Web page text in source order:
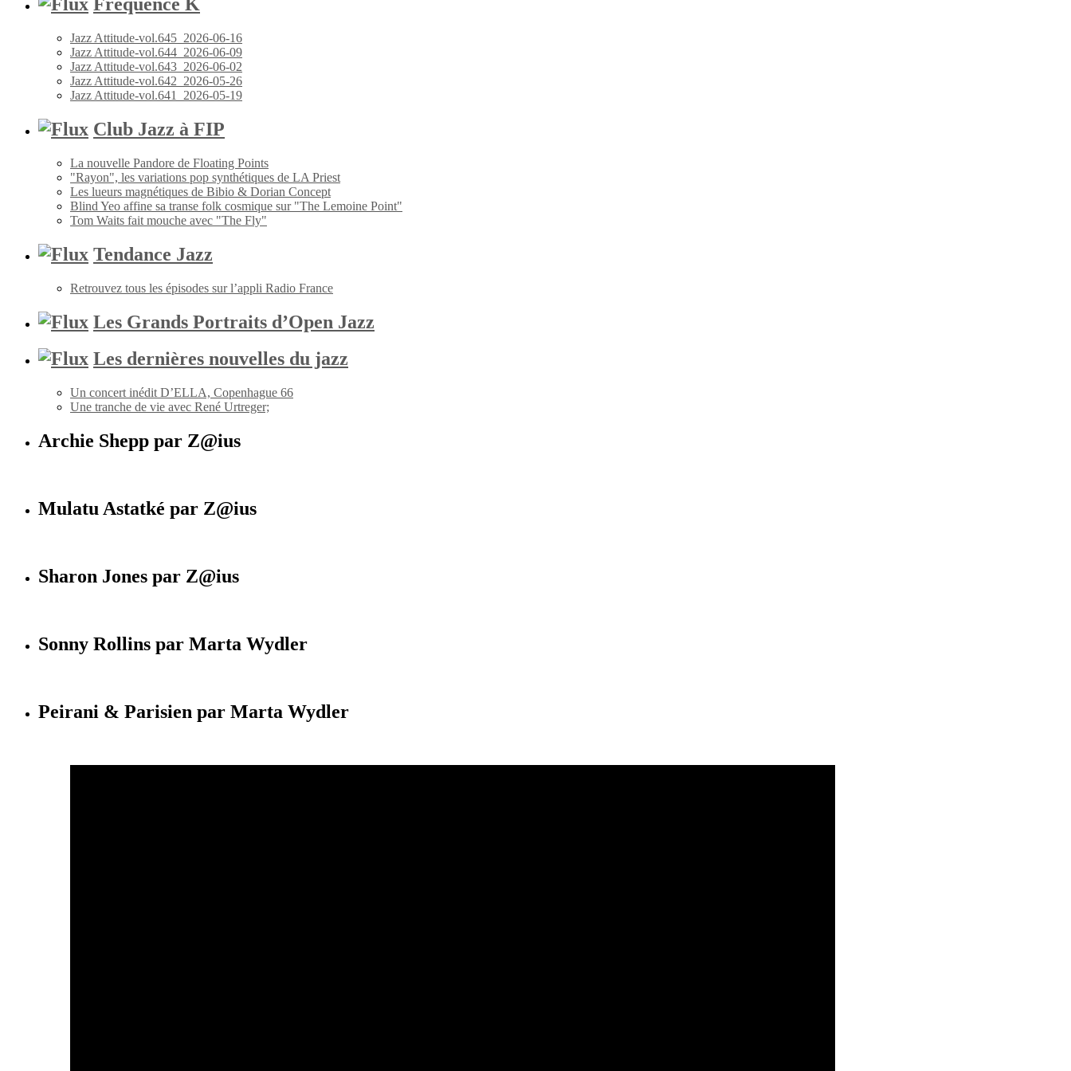
Jazz Attitude-vol.645_2026-06-16
Jazz Attitude-vol.644_2026-06-09
Jazz Attitude-vol.643_2026-06-02
Jazz Attitude-vol.642_2026-05-26
Jazz Attitude-vol.641_2026-05-19
Club Jazz à FIP
La nouvelle Pandore de Floating Points
"Rayon", les variations pop synthétiques de LA Priest
Les lueurs magnétiques de Bibio & Dorian Concept
Blind Yeo affine sa transe folk cosmique sur "The Lemoine Point"
Tom Waits fait mouche avec "The Fly"
Tendance Jazz
Retrouvez tous les épisodes sur l’appli Radio France
Les Grands Portraits d’Open Jazz
Les dernières nouvelles du jazz
Un concert inédit D’ELLA, Copenhague 66
Une tranche de vie avec René Urtreger;
Archie Shepp par Z@ius
Mulatu Astatké par Z@ius
Sharon Jones par Z@ius
Sonny Rollins par Marta Wydler
Peirani & Parisien par Marta Wydler